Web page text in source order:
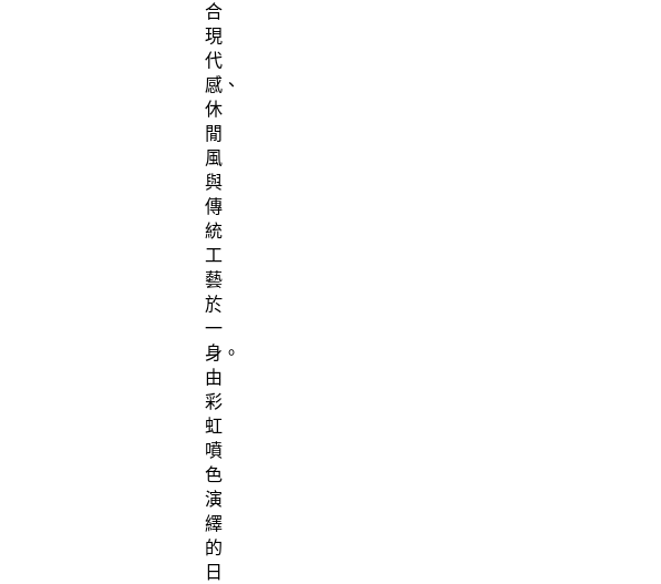
合
現
代
感、
休
閒
風
與
傳
統
工
藝
於
一
身。
由
彩
虹
噴
色
演
繹
的
日